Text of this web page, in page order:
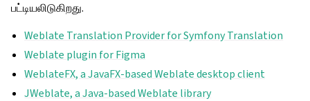
பட்டியலிடுகிறது.
Weblate Translation Provider for Symfony Translation
Weblate plugin for Figma
WeblateFX, a JavaFX-based Weblate desktop client
JWeblate, a Java-based Weblate library